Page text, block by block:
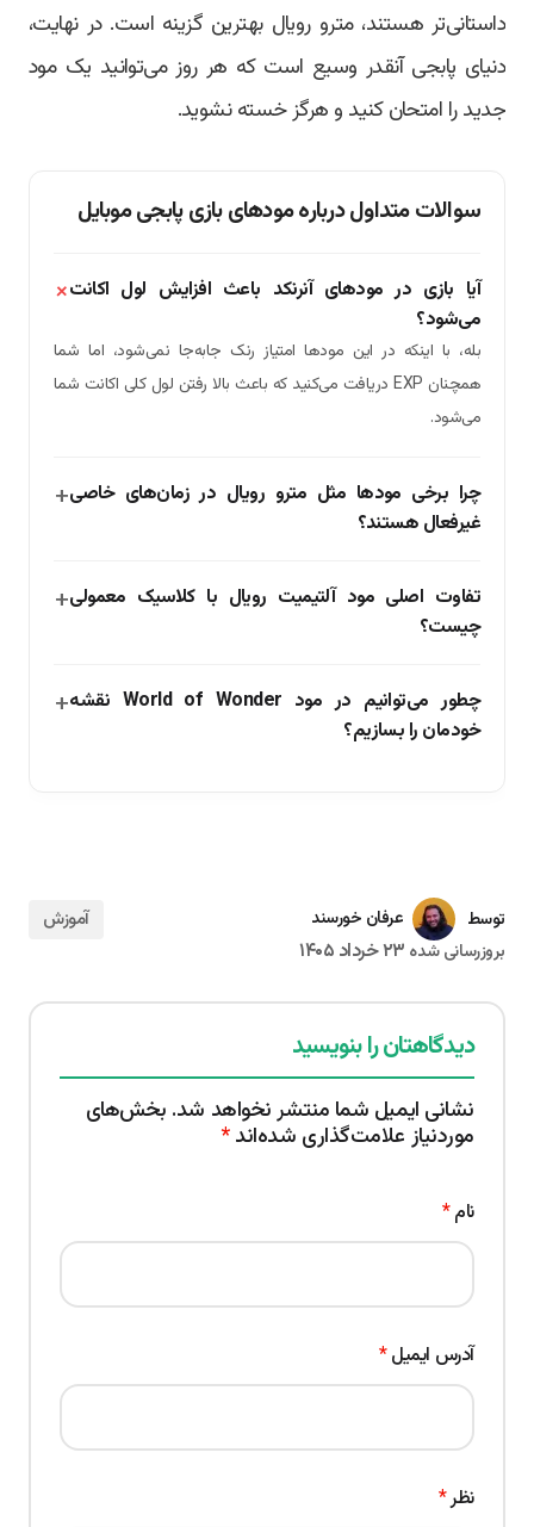
داستانی‌تر هستند، مترو رویال بهترین گزینه است. در نهایت،
دنیای پابجی آنقدر وسیع است که هر روز می‌توانید یک مود
جدید را امتحان کنید و هرگز خسته نشوید.
سوالات متداول درباره مودهای بازی پابجی موبایل
آیا بازی در مودهای آنرنکد باعث افزایش لول اکانت
می‌شود؟
بله، با اینکه در این مودها امتیاز رنک جابه‌جا نمی‌شود، اما شما
همچنان EXP دریافت می‌کنید که باعث بالا رفتن لول کلی اکانت شما
می‌شود.
چرا برخی مودها مثل مترو رویال در زمان‌های خاصی
غیرفعال هستند؟
تفاوت اصلی مود آلتیمیت رویال با کلاسیک معمولی
چیست؟
چطور می‌توانیم در مود World of Wonder نقشه
خودمان را بسازیم؟
توسط
عرفان خورسند
بروزرسانی شده ۲۳ خرداد ۱۴۰۵
آموزش
دیدگاهتان را بنویسید
نشانی ایمیل شما منتشر نخواهد شد. بخش‌های
موردنیاز علامت‌گذاری شده‌اند*
نظر*
نام*
آدرس ایمیل*